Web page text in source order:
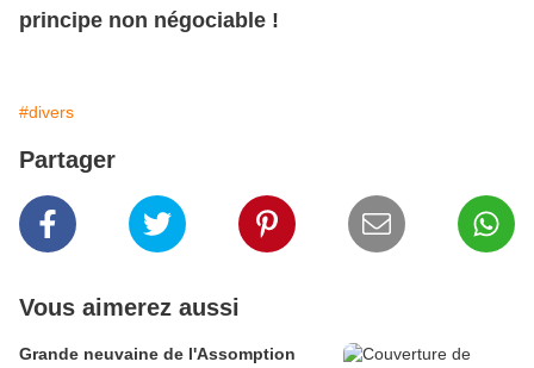
principe non négociable !
#divers
Partager
Vous aimerez aussi
Grande neuvaine de l'Assomption